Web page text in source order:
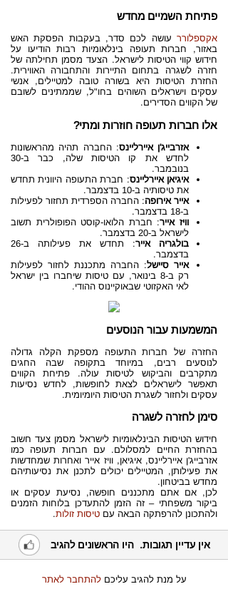
פתיחת השמיים מחדש
אקספלורר עושה לכם סדר, בעקבות הפסקת האש
באזור, חברות תעופה בינלאומיות רבות הודיעו על
חידוש קווי הטיסות לישראל. הצעד מסמן תחילתה של
חזרה לשגרה בתחום התיירות והתחבורה האווירית.
החזרת הטיסות היא בשורה טובה למטיילים, אנשי
עסקים וישראלים השוהים בחו"ל, שממתינים לשובם
של הקווים הסדירים.
אלו חברות תעופה חוזרות ומתי?
אזרבייג'ן איירליינס: החברה תהיה מהראשונות
לחדש את קו הטיסות שלה, כבר ב-30
בנובמבר.
איגיאן איירליינס: חברת התעופה היוונית תחדש
את טיסותיה ב-10 בדצמבר.
אייר אירופה: החברה הספרדית תחזור לפעילות
ב-18 בדצמבר.
וויז אייר: חברת הלואו-קוסט הפופולרית תשוב
לישראל ב-20 בדצמבר.
בולגריה אייר
: תחדש את פעילותה ב-26
בדצמבר.
אייר סיישל: החברה מתכננת לחזור לפעילות
רק ב-8 בינואר, עם טיסות שיחברו בין ישראל
לאי האקזוטי שבאוקיינוס ההודי.
המשמעות עבור הנוסעים
החזרה של חברות התעופה מספקת הקלה גדולה
לנוסעים רבים, במיוחד בתקופה שבה החגים
מתקרבים והביקוש לטיסות עולה. פתיחת הקווים
תאפשר לישראלים לצאת לחופשות, לחדש נסיעות
עסקים ולחזור לשגרת הטיסות היומיומית.
סימן לחזרה לשגרה
חידוש הטיסות הבינלאומיות לישראל מסמן צעד חשוב
בהחזרת החיים למסלולם. עם חברות תעופה כמו
אזרבייג'ן איירליינס, איגיאן, וויז אייר ואחרות שמחדשות
את פעילותן, המטיילים יכולים לתכנן את נסיעותיהם
מחדש בביטחון.
לכן, אם אתם מתכננים חופשה, נסיעת עסקים או
ביקור משפחתי – זה הזמן להתעדכן בלוחות הזמנים
ולהתכונן להרפתקה הבאה עם טיסות זולות.
אין עדיין תגובות. היו הראשונים להגיב
על מנת להגיב עליכםלהתחבר לאתר